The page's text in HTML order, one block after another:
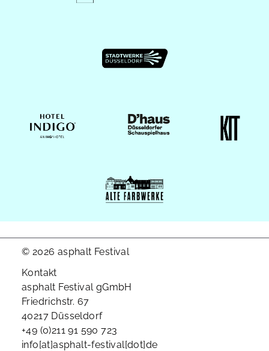
© 2026 asphalt Festival
Kontakt
asphalt Festival gGmbH
Friedrichstr. 67
40217 Düsseldorf
+49 (0)211 91 590 723
info[at]asphalt-festival[dot]de